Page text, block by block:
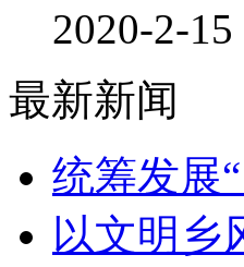
2020-2-15
最新新闻
统筹发展
以文明乡